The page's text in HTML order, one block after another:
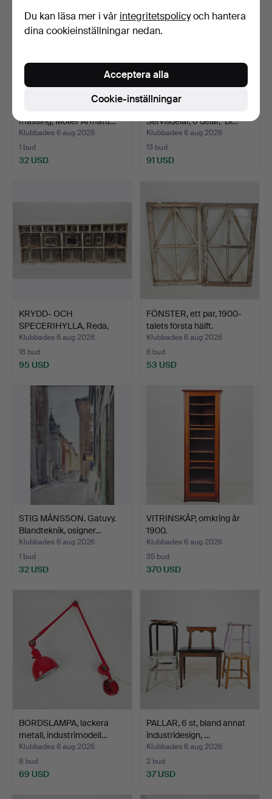
mässing, Möller Armatu…
Klubbades 6 aug 2026
1 bud
32 USD
Servisdelar, 6 delar, "Bl…
Klubbades 6 aug 2026
13 bud
91 USD
KRYDD- OCH
SPECERIHYLLA, Reda,
Gunnar Fred…
Klubbades 6 aug 2026
16 bud
95 USD
FÖNSTER, ett par, 1900-
talets första hälft.
Klubbades 6 aug 2026
6 bud
53 USD
STIG MÅNSSON. Gatuvy.
Blandteknik, osigner…
Klubbades 6 aug 2026
1 bud
32 USD
VITRINSKÅP, omkring år
1900.
Klubbades 6 aug 2026
35 bud
370 USD
BORDSLAMPA, lackera
metall, industrimodell…
Klubbades 6 aug 2026
8 bud
69 USD
PALLAR, 6 st, bland annat
industridesign, …
Klubbades 6 aug 2026
2 bud
37 USD
Du kan läsa mer i vår integritetspolicyoch hantera
dina cookieinställningar nedan.
Cookie-inställningar
Acceptera alla